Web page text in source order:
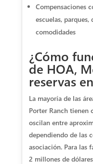
Compensaciones
escuelas,
comodidades
¿Cómo
de HOA,
reservas
La mayoría de las
Porter Ranch tienen
oscilan entre
dependiendo de las
asociación. Para las
2 millones de